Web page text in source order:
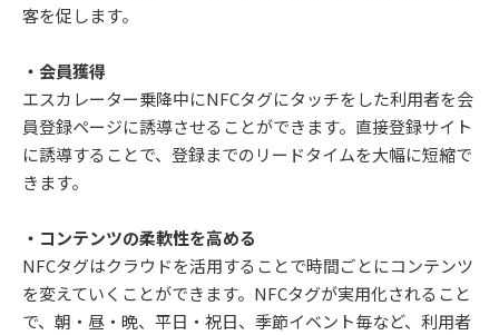
客を促します。
・会員獲得
エスカレーター乗降中にNFCタグにタッチをした利⽤者を会
員登録ページに誘導させることができます。直接登録サイト
に誘導することで、登録までのリードタイムを⼤幅に短縮で
きます。
・コンテンツの柔軟性を⾼める
NFCタグはクラウドを活⽤することで時間ごとにコンテンツ
を変えていくことができます。NFCタグが実⽤化されること
で、朝・昼・晩、平⽇・祝⽇、季節イベント毎など、利⽤者